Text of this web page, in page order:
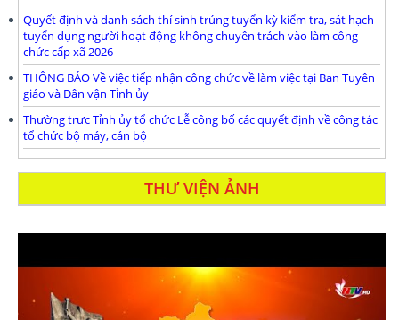
Quyết định và danh sách thí sinh trúng tuyển kỳ kiểm tra, sát hạch
tuyển dụng người hoạt động không chuyên trách vào làm công
chức cấp xã 2026
THÔNG BÁO Về việc tiếp nhận công chức về làm việc tại Ban Tuyên
giáo và Dân vận Tỉnh ủy
Thường trưc Tỉnh ủy tổ chức Lễ công bố các quyết định về công tác
tổ chức bộ máy, cán bộ
THƯ VIỆN ẢNH